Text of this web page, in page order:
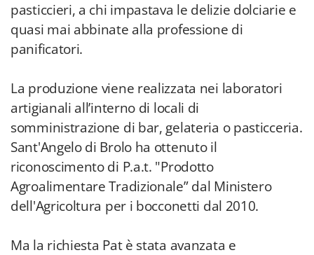
pasticcieri, a chi impastava le delizie dolciarie e
quasi mai abbinate alla professione di
panificatori.
La produzione viene realizzata nei laboratori
artigianali all’interno di locali di
somministrazione di bar, gelateria o pasticceria.
Sant'Angelo di Brolo ha ottenuto il
riconoscimento di P.a.t. "Prodotto
Agroalimentare Tradizionale” dal Ministero
dell'Agricoltura per i bocconetti dal 2010.
Ma la richiesta Pat è stata avanzata e